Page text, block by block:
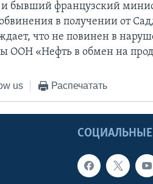
бывший французский
в получении от
что не повинен в
ООН «Нефть в обмен на
us Распечатать
СОЦИАЛЬНЫЕ